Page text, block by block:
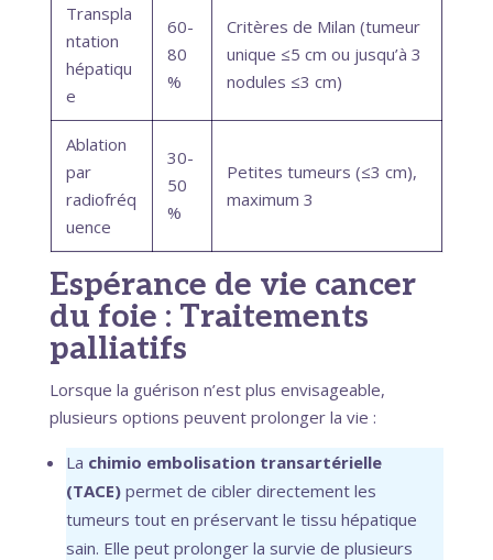
Transpla
ntation
hépatiqu
e
60-
80
%
Critères de Milan (tumeur
unique ≤5 cm ou jusqu’à 3
nodules ≤3 cm)
Ablation
par
radiofréq
uence
30-
50
%
Petites tumeurs (≤3 cm),
maximum 3
Espérance de vie cancer
du foie : Traitements
palliatifs
Lorsque la guérison n’est plus envisageable,
plusieurs options peuvent prolonger la vie :
La chimio embolisation transartérielle
(TACE)permet de cibler directement les
tumeurs tout en préservant le tissu hépatique
sain. Elle peut prolonger la survie de plusieurs